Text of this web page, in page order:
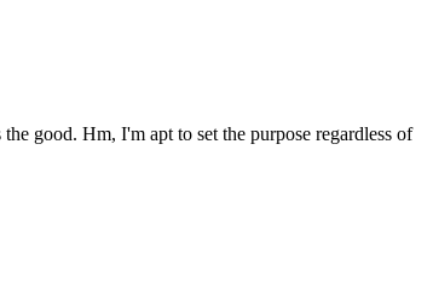
good. Hm, I'm apt to set the purpose regardless of